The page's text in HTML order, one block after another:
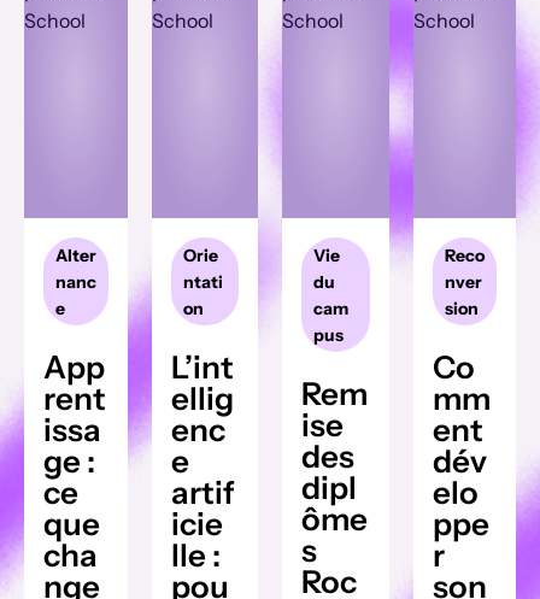
Alter
nanc
e
App
rent
issa
ge :
ce
que
cha
nge
Orie
ntati
on
L’int
ellig
enc
e
artif
icie
lle :
pou
Vie
du
cam
pus
Rem
ise
des
dipl
ôme
s
Roc
Reco
nver
sion
Co
mm
ent
dév
elo
ppe
r
son